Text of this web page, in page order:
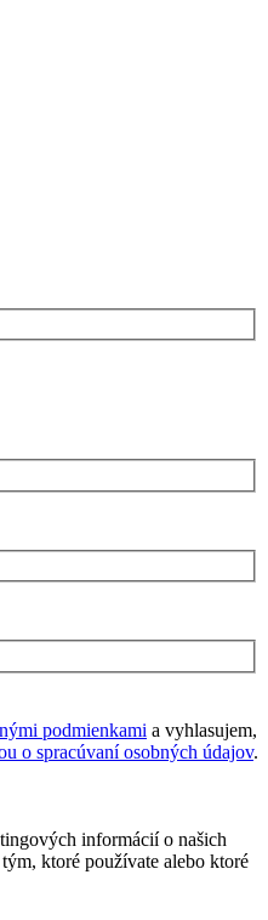
podmienkami a vyhlasujem,
o spracúvaní osobných údajov.
informácií o našich
ktoré používate alebo ktoré